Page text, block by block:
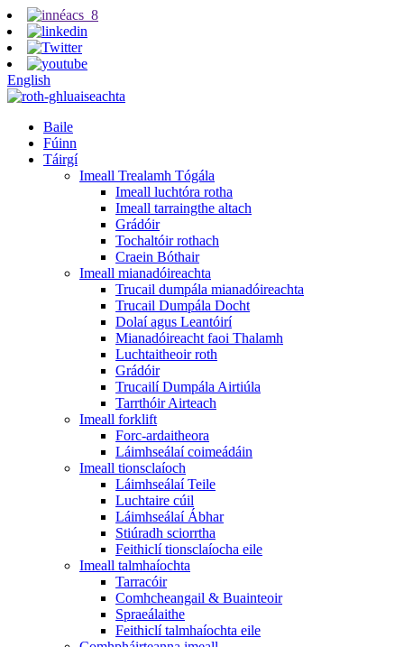
English
Baile
Fúinn
Táirgí
Imeall Trealamh Tógála
Imeall luchtóra rotha
Imeall tarraingthe altach
Grádóir
Tochaltóir rothach
Craein Bóthair
Imeall mianadóireachta
Trucail dumpála mianadóireachta
Trucail Dumpála Docht
Dolaí agus Leantóirí
Mianadóireacht faoi Thalamh
Luchtaitheoir roth
Grádóir
Trucailí Dumpála Airtiúla
Tarrthóir Airteach
Imeall forklift
Forc-ardaitheora
Láimhseálaí coimeádáin
Imeall tionsclaíoch
Láimhseálaí Teile
Luchtaire cúil
Láimhseálaí Ábhar
Stiúradh sciorrtha
Feithiclí tionsclaíocha eile
Imeall talmhaíochta
Tarracóir
Comhcheangail & Buainteoir
Spraeálaithe
Feithiclí talmhaíochta eile